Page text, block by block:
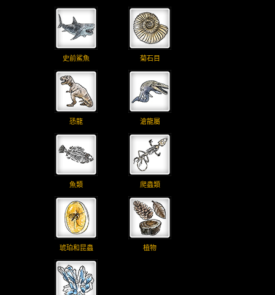
史前鯊魚 菊石目
恐龍 滄龍屬
魚類 爬蟲類
琥珀和昆蟲 植物